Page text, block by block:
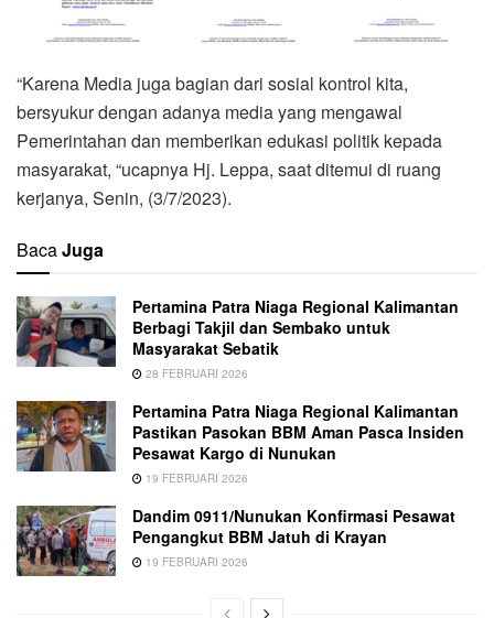
“Karena Media juga bagian dari sosial kontrol kita,
bersyukur dengan adanya media yang mengawal
Pemerintahan dan memberikan edukasi politik kepada
masyarakat, “ucapnya Hj. Leppa, saat ditemui di ruang
kerjanya, Senin, (3/7/2023).
BacaJuga
Pertamina Patra Niaga Regional Kalimantan
Berbagi Takjil dan Sembako untuk
Masyarakat Sebatik
28 FEBRUARI 2026
Pertamina Patra Niaga Regional Kalimantan
Pastikan Pasokan BBM Aman Pasca Insiden
Pesawat Kargo di Nunukan
19 FEBRUARI 2026
Dandim 0911/Nunukan Konfirmasi Pesawat
Pengangkut BBM Jatuh di Krayan
19 FEBRUARI 2026